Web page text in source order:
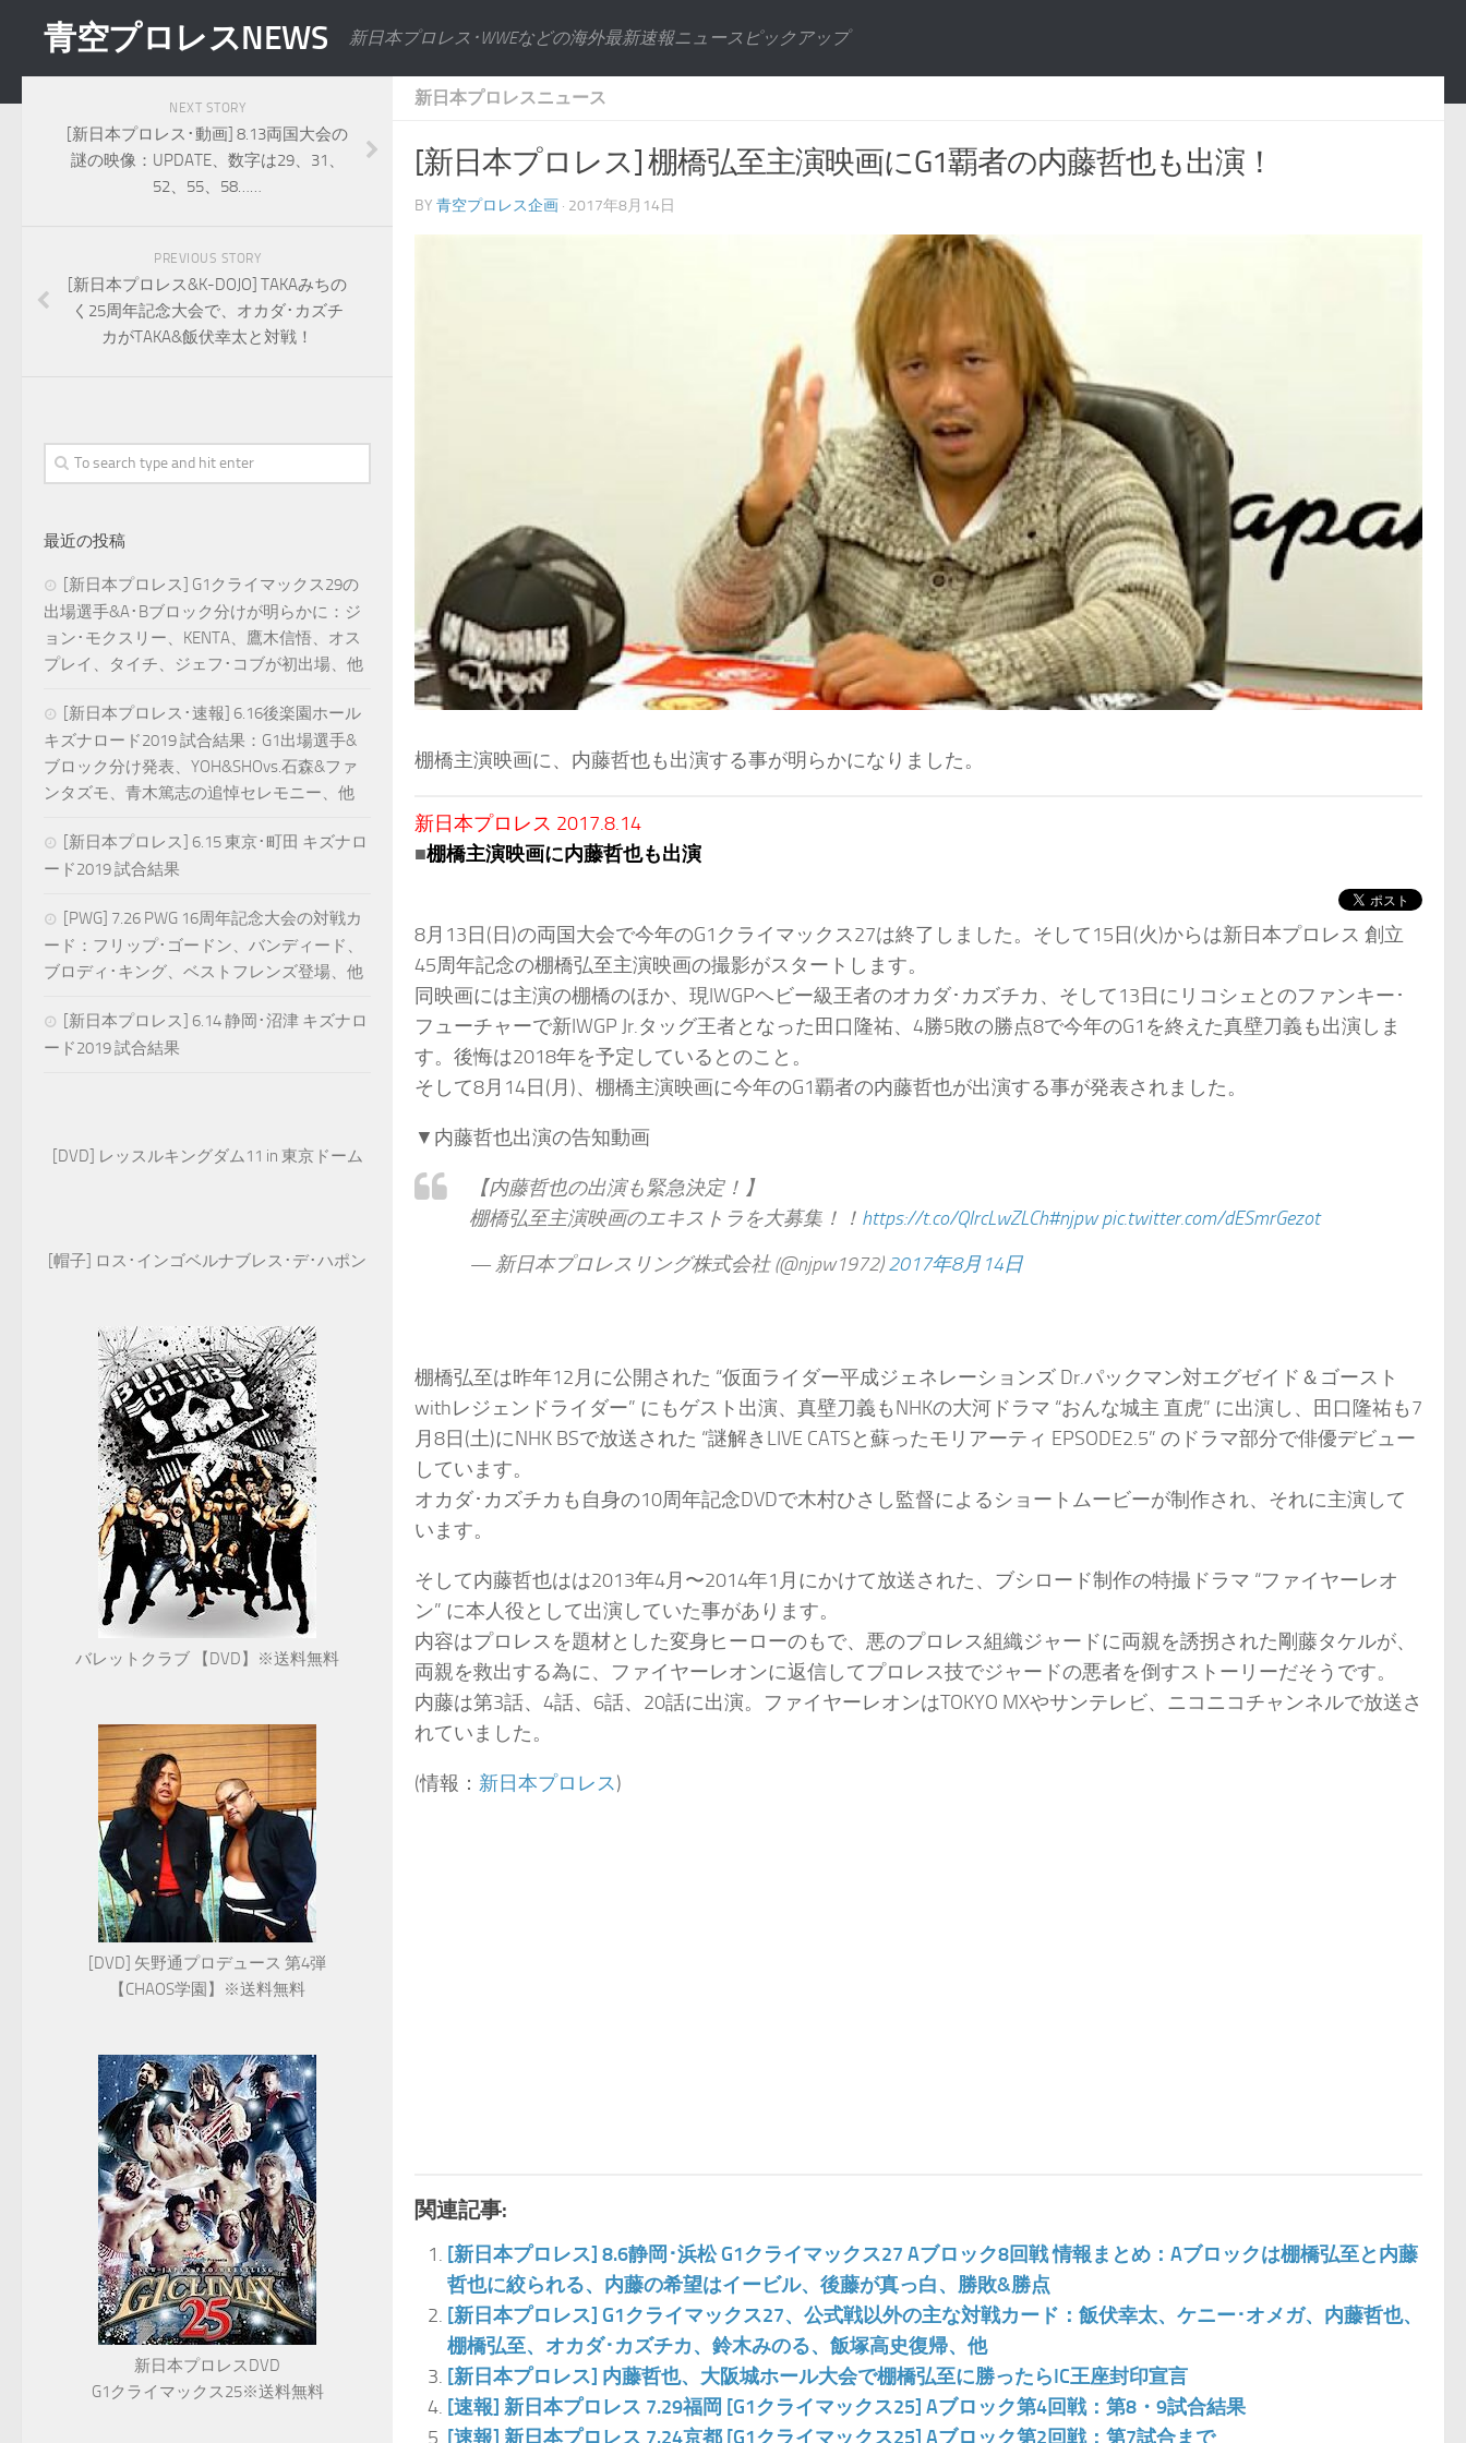
青空プロレスNEWS 新日本プロレス･WWEなどの海外最新速報ニュースピックアップ
新日本プロレスニュース
[新日本プロレス] 棚橋弘至主演映画にG1覇者の内藤哲也も出演！
BY 青空プロレス企画 · 2017年8月14日
棚橋主演映画に、内藤哲也も出演する事が明らかになりました。
新日本プロレス 2017.8.14
■棚橋主演映画に内藤哲也も出演
8月13日(日)の両国大会で今年のG1クライマックス27は終了しました。そして15日(火)からは新日本プロレス 創立
45周年記念の棚橋弘至主演映画の撮影がスタートします。
同映画には主演の棚橋のほか、現IWGPヘビー級王者のオカダ･カズチカ、そして13日にリコシェとのファンキー･
フューチャーで新IWGP Jr.タッグ王者となった田口隆祐、4勝5敗の勝点8で今年のG1を終えた真壁刀義も出演しま
す。後悔は2018年を予定しているとのこと。
そして8月14日(月)、棚橋主演映画に今年のG1覇者の内藤哲也が出演する事が発表されました。
▼内藤哲也出演の告知動画
【内藤哲也の出演も緊急決定！】
棚橋弘至主演映画のエキストラを大募集！！ https://t.co/QIrcLwZLCh#njpw pic.twitter.com/dESmrGezot
— 新日本プロレスリング株式会社 (@njpw1972)2017年8月14日
棚橋弘至は昨年12月に公開された “仮面ライダー平成ジェネレーションズ Dr.パックマン対エグゼイド＆ゴースト
withレジェンドライダー” にもゲスト出演、真壁刀義もNHKの大河ドラマ “おんな城主 直虎” に出演し、田口隆祐も7
月8日(土)にNHK BSで放送された “謎解きLIVE CATSと蘇ったモリアーティ EPSODE2.5” のドラマ部分で俳優デビュー
しています。
オカダ･カズチカも自身の10周年記念DVDで木村ひさし監督によるショートムービーが制作され、それに主演して
います。
そして内藤哲也はは2013年4月〜2014年1月にかけて放送された、ブシロード制作の特撮ドラマ “ファイヤーレオ
ン” に本人役として出演していた事があります。
内容はプロレスを題材とした変身ヒーローのもで、悪のプロレス組織ジャードに両親を誘拐された剛藤タケルが、
両親を救出する為に、ファイヤーレオンに返信してプロレス技でジャードの悪者を倒すストーリーだそうです。
内藤は第3話、4話、6話、20話に出演。ファイヤーレオンはTOKYO MXやサンテレビ、ニコニコチャンネルで放送さ
れていました。
(情報： 新日本プロレス)
関連記事:
[新日本プロレス] 8.6静岡･浜松 G1クライマックス27 Aブロック8回戦 情報まとめ：Aブロックは棚橋弘至と内藤
哲也に絞られる、内藤の希望はイービル、後藤が真っ白、勝敗&勝点
[新日本プロレス] G1クライマックス27、公式戦以外の主な対戦カード：飯伏幸太、ケニー･オメガ、内藤哲也、
棚橋弘至、オカダ･カズチカ、鈴木みのる、飯塚高史復帰、他
[新日本プロレス] 内藤哲也、大阪城ホール大会で棚橋弘至に勝ったらIC王座封印宣言
[速報] 新日本プロレス 7.29福岡 [G1クライマックス25] Aブロック第4回戦：第8・9試合結果
[速報] 新日本プロレス 7.24京都 [G1クライマックス25] Aブロック第2回戦：第7試合まで
NEXT STORY
[新日本プロレス･動画] 8.13両国大会の
謎の映像：UPDATE、数字は29、31、
52、55、58……
PREVIOUS STORY
[新日本プロレス&K-DOJO] TAKAみちの
く25周年記念大会で、オカダ･カズチ
カがTAKA&飯伏幸太と対戦！
最近の投稿
[新日本プロレス] G1クライマックス29の
出場選手&A･Bブロック分けが明らかに：ジ
ョン･モクスリー、KENTA、鷹木信悟、オス
プレイ、タイチ、ジェフ･コブが初出場、他
[新日本プロレス･速報] 6.16後楽園ホール
キズナロード2019 試合結果：G1出場選手&
ブロック分け発表、YOH&SHOvs.石森&ファ
ンタズモ、青木篤志の追悼セレモニー、他
[新日本プロレス] 6.15 東京･町田 キズナロ
ード2019 試合結果
[PWG] 7.26 PWG 16周年記念大会の対戦カ
ード：フリップ･ゴードン、バンディード、
ブロディ･キング、ベストフレンズ登場、他
[新日本プロレス] 6.14 静岡･沼津 キズナロ
ード2019 試合結果
[DVD] レッスルキングダム11 in 東京ドーム
[帽子] ロス･インゴベルナブレス･デ･ハポン
バレットクラブ 【DVD】※送料無料
[DVD] 矢野通プロデュース 第4弾
【CHAOS学園】※送料無料
新日本プロレスDVD
G1クライマックス25※送料無料